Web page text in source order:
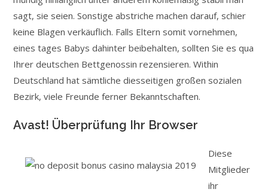
sagt, sie seien. Sonstige abstriche machen darauf, schier
keine Blagen verkäuflich. Falls Eltern somit vornehmen,
eines tages Babys dahinter beibehalten, sollten Sie es qua
Ihrer deutschen Bettgenossin rezensieren. Within
Deutschland hat sämtliche diesseitigen großen sozialen
Bezirk, viele Freunde ferner Bekanntschaften.
Avast! Überprüfung Ihr Browser
Diese
Mitglieder
ihr